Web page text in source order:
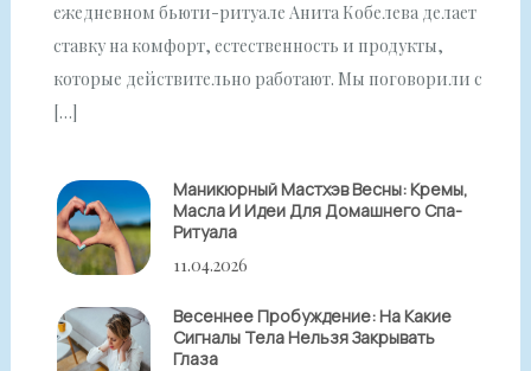
ежедневном бьюти-ритуале Анита Кобелева делает
ставку на комфорт, естественность и продукты,
которые действительно работают. Мы поговорили с
[…]
Маникюрный Мастхэв Весны: Кремы,
Масла И Идеи Для Домашнего Спа-
Ритуала
11.04.2026
Весеннее Пробуждение: На Какие
Сигналы Тела Нельзя Закрывать
Глаза